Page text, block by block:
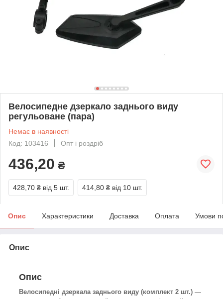
Велосипедне дзеркало заднього виду
регульоване (пара)
Немає в наявності
Код: 103416
Опт і роздріб
436,20 ₴
428,70 ₴ від 5 шт. 414,80 ₴ від 10 шт.
Опис Характеристики Доставка Оплата Умови
Опис
Опис
Велосипедні дзеркала заднього виду (комплект 2 шт.) —